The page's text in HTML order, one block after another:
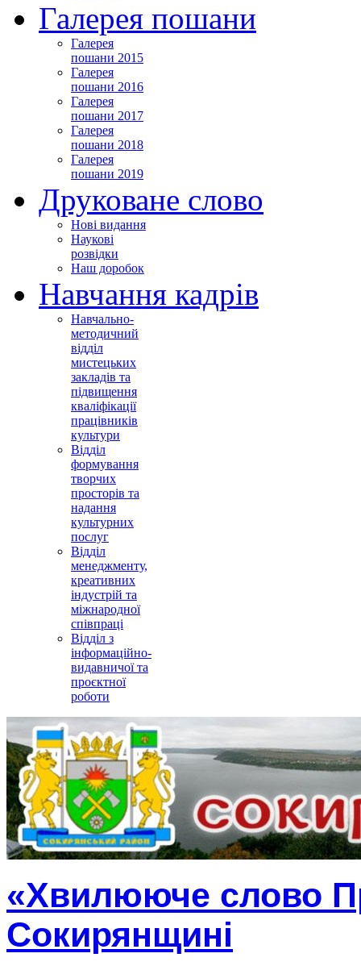
Галерея пошани
Галерея
пошани 2015
Галерея
пошани 2016
Галерея
пошани 2017
Галерея
пошани 2018
Галерея
пошани 2019
Друковане слово
Нові видання
Наукові
розвідки
Наш доробок
Навчання кадрів
Навчально-
методичний
відділ
мистецьких
закладів та
підвищення
кваліфікації
працівників
культури
Відділ
формування
творчих
просторів та
надання
культурних
послуг
Відділ
менеджменту,
креативних
індустрій та
міжнародної
співпраці
Відділ з
інформаційно-
видавничої та
проєктної
роботи
«Хвилююче слово
Сокирянщині